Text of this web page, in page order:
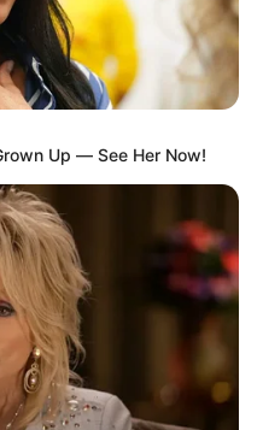
Up — See Her Now!